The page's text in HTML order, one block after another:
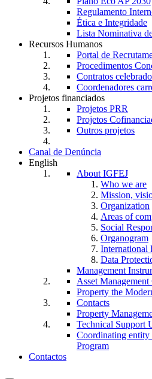
Regulamento
Ética e Integridade
Lista Nominativa
Recursos Humanos
Portal de
Procedimentos
Contratos
Coordenadores
Projetos financiados
Projetos PRR
Projetos
Outros projetos
Canal de Denúncia
English
About IGFEJ
Who we are
Mission,
Organization
Areas of
Social
Organogram
International
Data
Management
Asset
Property the
Contacts
Property
Technical Support
Coordinating entity
Program
Contactos